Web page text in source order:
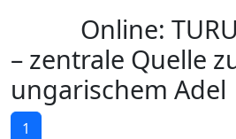
Online:
– zentrale Quelle
ungarischem Adel
1